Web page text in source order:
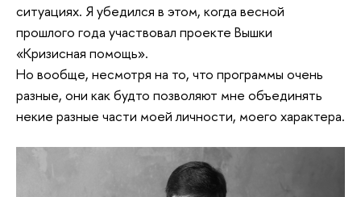
ситуациях. Я убедился в этом, когда весной
прошлого года участвовал проекте Вышки
«Кризисная помощь».
Но вообще, несмотря на то, что программы очень
разные, они как будто позволяют мне объединять
некие разные части моей личности, моего характера.